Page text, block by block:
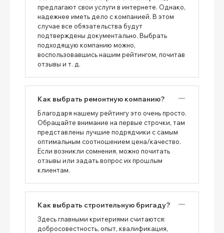
предлагают свои услуги в интернете. Однако,
надежнее иметь дело с компанией. В этом
случае все обязательства будут
подтверждены документально. Выбрать
подходящую компанию можно,
воспользовавшись нашим рейтингом, почитав
отзывы и т. д.
Как выбрать ремонтную компанию?
Благодаря нашему рейтингу это очень просто.
Обращайте внимание на первые строчки, там
представлены лучшие подрядчики с самым
оптимальным соотношением цена/качество.
Если возникли сомнения, можно почитать
отзывы или задать вопрос их прошлым
клиентам.
Как выбрать строительную бригаду?
Здесь главными критериями считаются:
добросовестность, опыт, квалификация,